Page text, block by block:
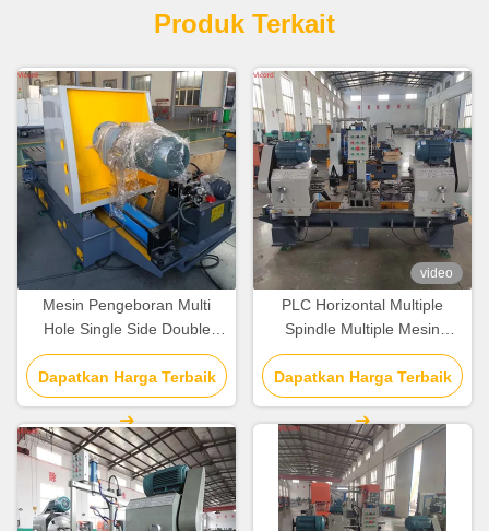
Produk Terkait
Mesin Pengeboran Multi
Hole Single Side Double
Side tanpa kepala
pengeboran
Dapatkan Harga Terbaik
video
PLC Horizontal Multiple
Spindle Multiple Mesin
Pengeboran Untuk Katup
Dapatkan Harga Terbaik